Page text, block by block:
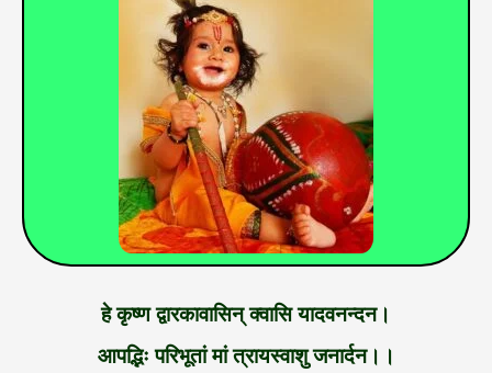
हे कृष्ण द्वारकावासिन् क्वासि यादवनन्दन।
आपद्भिः परिभूतां मां त्रायस्वाशु जनार्दन।।